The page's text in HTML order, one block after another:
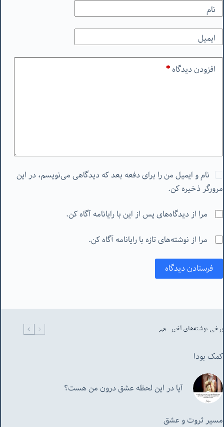
نام
ایمیل
افزودن دیدگاه*
نام و ایمیل من را برای دفعه بعد که دیدگاهی می‌نویسم، در این
مرورگر ذخیره کن.
مرا از دیدگاه‌های پس از این با رایانامه آگاه کن.
مرا از نوشته‌های تازه با رایانامه آگاه کن.
فرستادن دیدگاه
برخی نوشته‌های اخیر
کمک بودا
آیا در این لحظه عشق درون من هست؟
مسیر ثروت و عشق